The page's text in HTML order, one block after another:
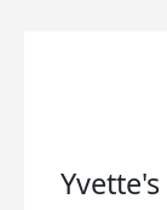
Yvette's